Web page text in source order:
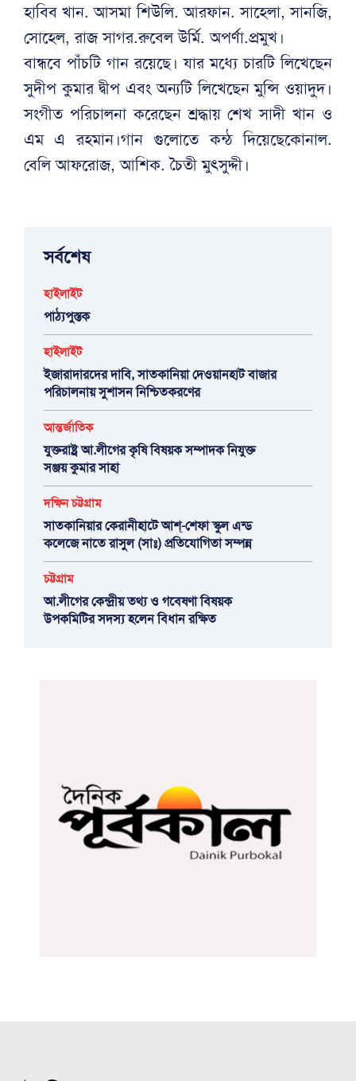
হাবিব খান. আসমা শিউলি. আরফান. সাহেলা, সানজি,
সোহেল, রাজ সাগর.রুবেল উর্মি. অপর্ণা.প্রমুখ।
বান্ধবে পাঁচটি গান রয়েছে। যার মধ্যে চারটি লিখেছেন
সুদীপ কুমার দ্বীপ এবং অন্যটি লিখেছেন মুন্সি ওয়াদুদ।
সংগীত পরিচালনা করেছেন শ্রদ্ধায় শেখ সাদী খান ও
এম এ রহমান।গান গুলোতে কন্ঠ দিয়েছেকোনাল.
বেলি আফরোজ, আশিক. চৈতী মুৎসুদ্দী।
সর্বশেষ
হাইলাইট
পাঠ্যপুস্তক
হাইলাইট
ইজারাদারদের দাবি, সাতকানিয়া দেওয়ানহাট বাজার
পরিচালনায় সুশাসন নিশ্চিতকরণের
আন্তর্জাতিক
যুক্তরাষ্ট্র আ.লীগের কৃষি বিষয়ক সম্পাদক নিযুক্ত
সঞ্জয় কুমার সাহা
দক্ষিন চট্টগ্রাম
সাতকানিয়ার কেরানীহাটে আশ্-শেফা স্কুল এন্ড
কলেজে নাতে রাসুল (সাঃ) প্রতিযোগিতা সম্পন্ন
চট্টগ্রাম
আ.লীগের কেন্দ্রীয় তথ্য ও গবেষণা বিষয়ক
উপকমিটির সদস্য হলেন বিধান রক্ষিত